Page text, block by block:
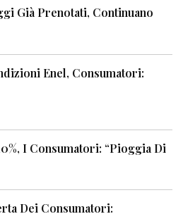
Già Prenotati, Continuano
Enel, Consumatori:
I Consumatori: “Pioggia Di
Dei Consumatori: